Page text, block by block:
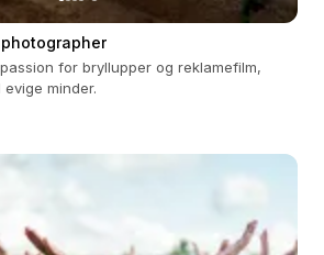
for bryllupper og reklamefilm,
minder.